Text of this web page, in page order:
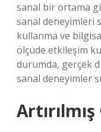
sanal bir ortama
sanal deneyimleri
kullanma ve
ölçüde etkileşim
durumda, gerçek
sanal deneyimler